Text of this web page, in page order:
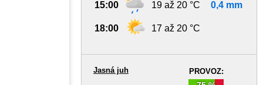
15:00 19 až 20 °C 0,4 mm
18:00 17 až 20 °C
PROVOZ:
Jasná juh